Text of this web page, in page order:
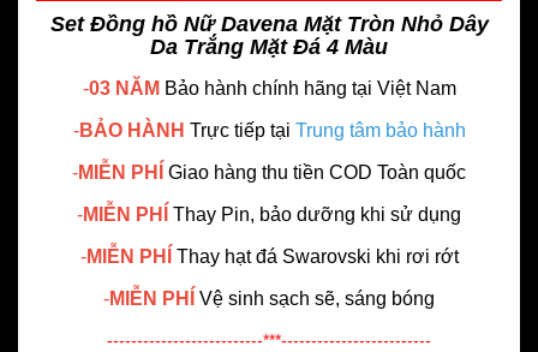
Set Đồng hồ Nữ Davena Mặt Tròn Nhỏ Dây
Da Trắng Mặt Đá 4 Màu
-03 NĂM Bảo hành chính hãng tại Việt Nam
-BẢO HÀNH Trực tiếp tại Trung tâm bảo hành
-MIỄN PHÍ Giao hàng thu tiền COD Toàn quốc
-MIỄN PHÍ Thay Pin, bảo dưỡng khi sử dụng
-MIỄN PHÍ Thay hạt đá Swarovski khi rơi rớt
-MIỄN PHÍ Vệ sinh sạch sẽ, sáng bóng
--------------------------***-------------------------